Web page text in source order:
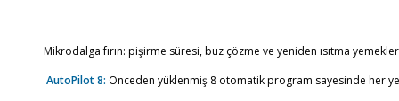
Mikrodalga fırın: pişirme süresi, buz çözme ve yeniden ısıtma
AutoPilot 8: Önceden yüklenmiş 8 otomatik program sayesinde her